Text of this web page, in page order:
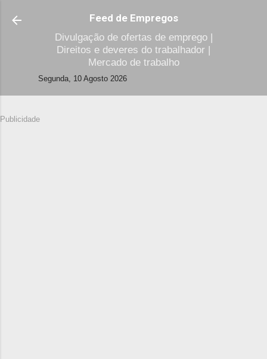
Avançar para o conteúdo principal
Feed de Empregos
Divulgação de ofertas de emprego |
Direitos e deveres do trabalhador |
Mercado de trabalho
Segunda, 10 Agosto 2026
Publicidade